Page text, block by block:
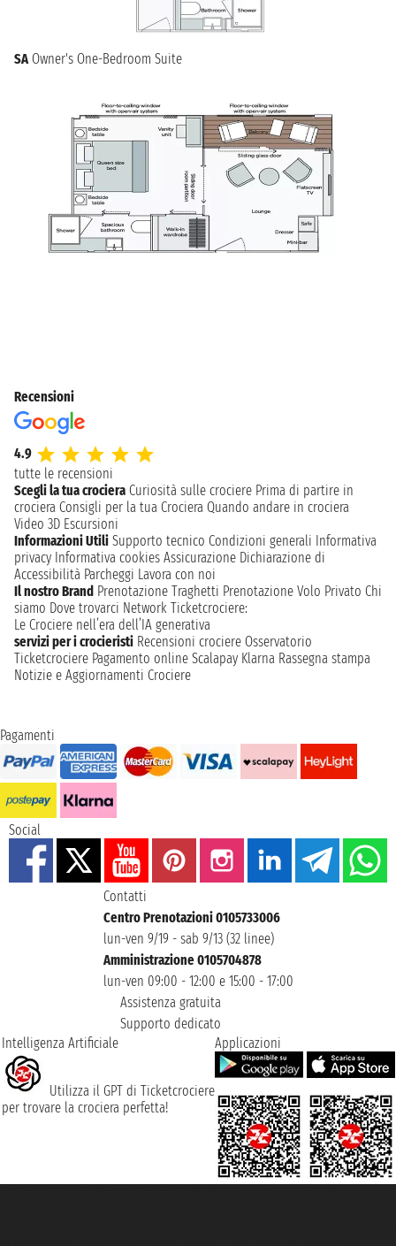
SA Owner's One-Bedroom Suite
Recensioni
4.9
tutte le recensioni
Scegli la tua crociera Curiosità sulle crociere Prima di partire in
crociera Consigli per la tua Crociera Quando andare in crociera
Video 3D Escursioni
Informazioni Utili Supporto tecnico Condizioni generali Informativa
privacy Informativa cookies Assicurazione Dichiarazione di
Accessibilità Parcheggi Lavora con noi
Il nostro Brand Prenotazione Traghetti Prenotazione Volo Privato Chi
siamo Dove trovarci Network Ticketcrociere:
Le Crociere nell’era dell’IA generativa
servizi per i crocieristi Recensioni crociere Osservatorio
Ticketcrociere Pagamento online Scalapay Klarna Rassegna stampa
Notizie e Aggiornamenti Crociere
Pagamenti
Social
Contatti
Centro Prenotazioni 0105733006
lun-ven 9/19 - sab 9/13 (32 linee)
Amministrazione 0105704878
lun-ven 09:00 - 12:00 e 15:00 - 17:00
Assistenza gratuita
Supporto dedicato
Intelligenza Artificiale
Utilizza il GPT di Ticketcrociere
per trovare la crociera perfetta!
Applicazioni